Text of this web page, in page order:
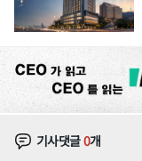
기사댓글0개